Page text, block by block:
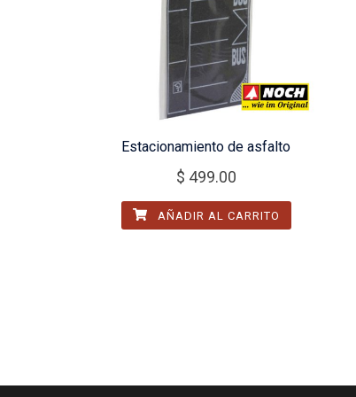
Estacionamiento de asfalto
$ 499.00
AÑADIR AL CARRITO